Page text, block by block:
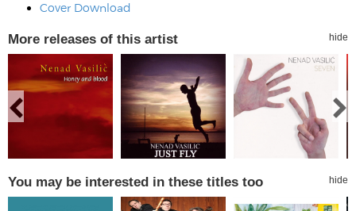
Cover Download
More releases of this artist hide
You may be interested in these titles too hide